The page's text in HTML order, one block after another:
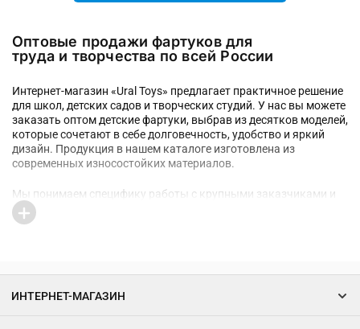
Оптовые продажи фартуков для
труда и творчества по всей России
Интернет-магазин «Ural Toys» предлагает практичное решение
для школ, детских садов и творческих студий. У нас вы можете
заказать оптом детские фартуки, выбрав из десятков моделей,
которые сочетают в себе долговечность, удобство и яркий
дизайн. Продукция в нашем каталоге изготовлена из
современных износостойких материалов.
Мы понимаем специфику работы с крупными заказчиками и
предлагаем фартуки для творчества оптом с доставкой в
любой регион России. Сотрудничество с «Ural Toys»
модели, так и изделия с любимыми героями и яркими
ИНТЕРНЕТ-МАГАЗИН